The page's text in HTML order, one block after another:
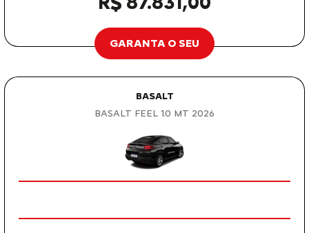
GARANTA O SEU
BASALT
BASALT FEEL 1.0 MT 2026